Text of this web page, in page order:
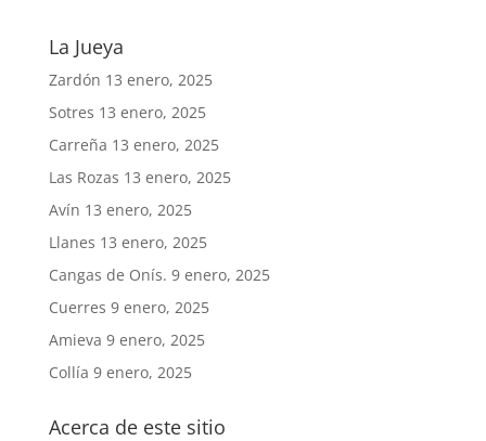
La Jueya
Zardón 13 enero, 2025
Sotres 13 enero, 2025
Carreña 13 enero, 2025
Las Rozas 13 enero, 2025
Avín 13 enero, 2025
Llanes 13 enero, 2025
Cangas de Onís. 9 enero, 2025
Cuerres 9 enero, 2025
Amieva 9 enero, 2025
Collía 9 enero, 2025
Acerca de este sitio